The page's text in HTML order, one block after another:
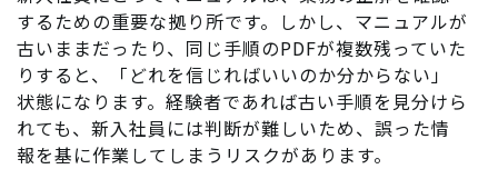
するための重要な拠り所です。しかし、マニュアルが
古いままだったり、同じ手順のPDFが複数残っていた
りすると、「どれを信じればいいのか分からない」
状態になります。経験者であれば古い手順を見分けら
れても、新入社員には判断が難しいため、誤った情
報を基に作業してしまうリスクがあります。